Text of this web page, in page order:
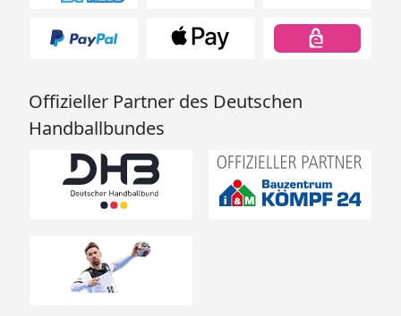
Offizieller Partner des Deutschen
Handballbundes